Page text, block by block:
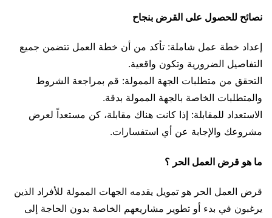
نصائح للحصول على القرض بنجاح
إعداد خطة عمل شاملة: تأكد من أن خطة العمل تتضمن جميع
التفاصيل الضرورية وتكون واقعية.
التحقق من متطلبات الجهة الممولة: قم بمراجعة الشروط
والمتطلبات الخاصة بالجهة الممولة بدقة.
الاستعداد للمقابلة: إذا كانت هناك مقابلة، كن مستعداً لعرض
مشروعك والإجابة عن أي استفسارات.
ما هو قرض العمل الحر ؟
قرض العمل الحر هو تمويل يقدمه الجهات الممولة للأفراد الذين
يرغبون في بدء أو تطوير مشاريعهم الخاصة بدون الحاجة إلى